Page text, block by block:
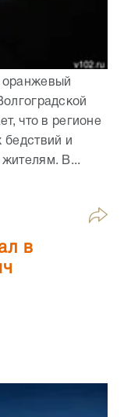
оранжевый
что в регионе
бедствий и
В...
в